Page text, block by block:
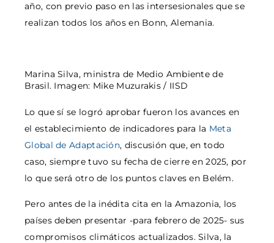
año, con previo paso en las intersesionales que se
realizan todos los años en Bonn, Alemania.
Marina Silva, ministra de Medio Ambiente de
Brasil. Imagen: Mike Muzurakis / IISD
Lo que sí se logró aprobar fueron los avances en
el establecimiento de indicadores para la Meta
Global de Adaptación, discusión que, en todo
caso, siempre tuvo su fecha de cierre en 2025, por
lo que será otro de los puntos claves en Belém.
Pero antes de la inédita cita en la Amazonia, los
países deben presentar -para febrero de 2025- sus
compromisos climáticos actualizados. Silva, la